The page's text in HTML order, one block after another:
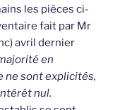
les pièces ci-
fait par Mr
avril dernier
en
ne sont explicités,
nul.